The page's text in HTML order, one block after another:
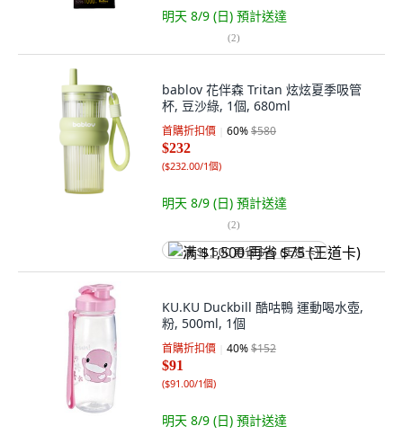
明天 8/9 (日) 預計送達
(2)
bablov 花伴森 Tritan 炫炫夏季吸管
杯, 豆沙綠, 1個, 680ml
首購折扣價 60%$580
$232
($232.00/1個)
明天 8/9 (日) 預計送達
(2)
满 $1,500 再省 $75 (王道卡)
KU.KU Duckbill 酷咕鴨 運動喝水壺,
粉, 500ml, 1個
首購折扣價 40%$152
$91
($91.00/1個)
明天 8/9 (日) 預計送達